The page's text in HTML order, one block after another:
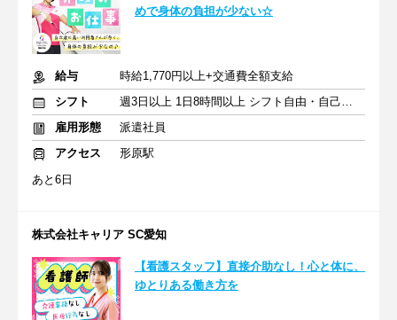
めで身体の負担が少ない☆
給与
時給1,770円以上+交通費全額支給
シフト
週3日以上 1日8時間以上 シフト自由・自己申告
雇用形態
派遣社員
アクセス
形原駅
あと6日
株式会社キャリア SC愛知
【看護スタッフ】直接介助なし！心と体に、
ゆとりある働き方を